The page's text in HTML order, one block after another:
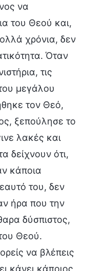
να
του Θεού και,
χρόνια, δεν
Όταν
τις
μεγάλου
τον Θεό,
ξεπούλησε το
λακές και
δείχνουν ότι,
κάποια
του, δεν
ήρα που την
δύσπιστος,
Θεού.
να βλέπεις
κάνει κάποιος